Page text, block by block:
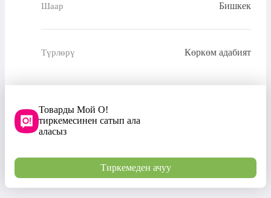
Шаар Бишкек
Түрлөрү Көркөм адабият
Товарды Мой О!
тиркемесинен сатып ала
аласыз
Тиркемеден ачуу